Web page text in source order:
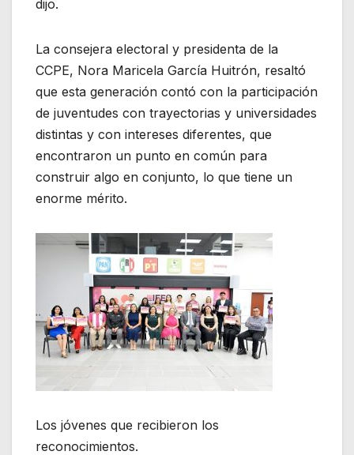
dijo.
La consejera electoral y presidenta de la
CCPE, Nora Maricela García Huitrón, resaltó
que esta generación contó con la participación
de juventudes con trayectorias y universidades
distintas y con intereses diferentes, que
encontraron un punto en común para
construir algo en conjunto, lo que tiene un
enorme mérito.
Los jóvenes que recibieron los
reconocimientos.